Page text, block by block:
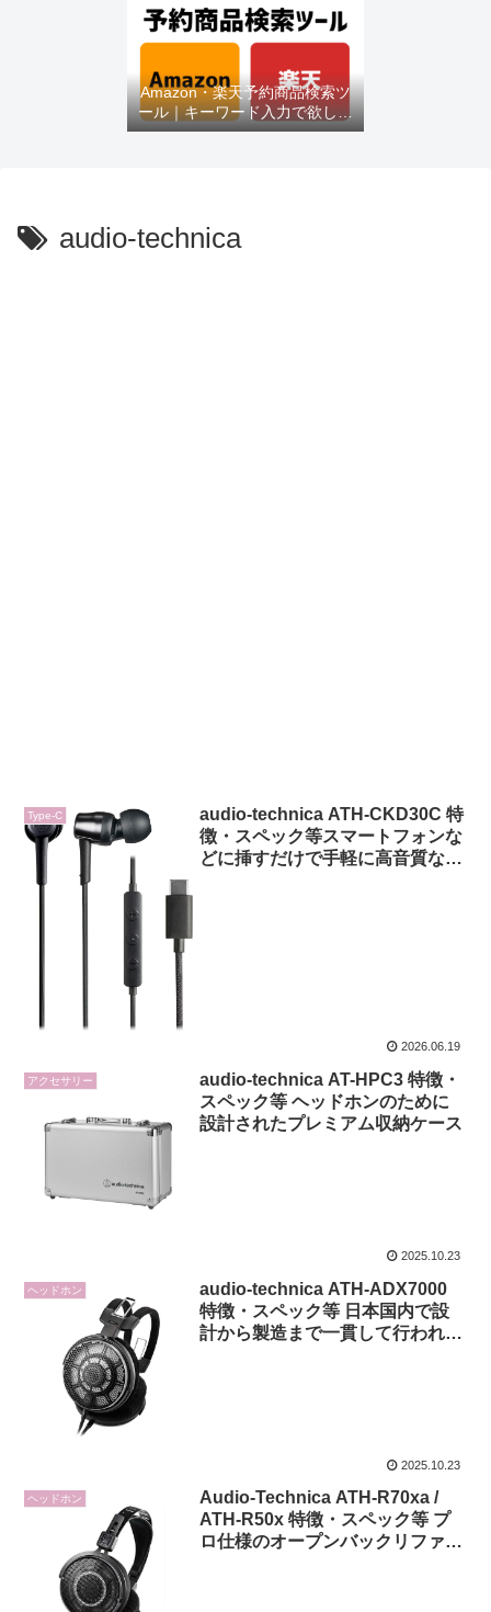
Amazon・楽天予約商品検索ツ
ール｜キーワード入力で欲しい
商品を即チェック
audio-technica
Type-C
audio-technica ATH-CKD30C 特
徴・スペック等スマートフォンな
どに挿すだけで手軽に高音質なサ
2026.06.19
アクセサリー
audio-technica AT-HPC3 特徴・
スペック等 ヘッドホンのために
設計されたプレミアム収納ケース
2025.10.23
ヘッドホン
audio-technica ATH-ADX7000
特徴・スペック等 日本国内で設
計から製造まで一貫して行われ、
2025.10.23
ヘッドホン
Audio-Technica ATH-R70xa /
ATH-R50x 特徴・スペック等 プ
ロ仕様のオープンバックリファレ